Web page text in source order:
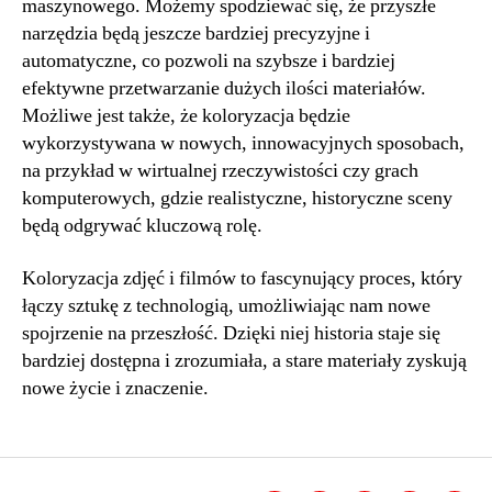
maszynowego. Możemy spodziewać się, że przyszłe
narzędzia będą jeszcze bardziej precyzyjne i
automatyczne, co pozwoli na szybsze i bardziej
efektywne przetwarzanie dużych ilości materiałów.
Możliwe jest także, że koloryzacja będzie
wykorzystywana w nowych, innowacyjnych sposobach,
na przykład w wirtualnej rzeczywistości czy grach
komputerowych, gdzie realistyczne, historyczne sceny
będą odgrywać kluczową rolę.
Koloryzacja zdjęć i filmów to fascynujący proces, który
łączy sztukę z technologią, umożliwiając nam nowe
spojrzenie na przeszłość. Dzięki niej historia staje się
bardziej dostępna i zrozumiała, a stare materiały zyskują
nowe życie i znaczenie.